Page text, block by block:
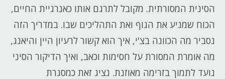
הסינית המסורתית. מקובל לתרגם אותו כאנרגיית החיים,
הכוח שמניע את הגוף ואת התהליכים שבו. במדריך הזה
נסביר מה הכוונה בצ'י, איך הוא קשור לרעיון היין והיאנג,
מה אומרת המסורת על חסימות וכאב, ואיך הדיקור הסיני
נועד לתמוך בזרימה מאוזנת. נציג זאת כמסגרת